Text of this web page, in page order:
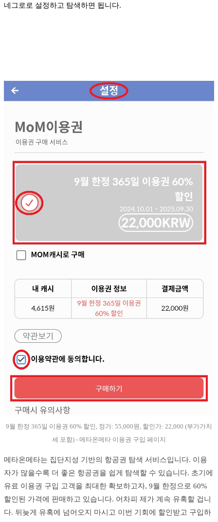
네그로로 설정하고 탐색하면 됩니다.
9월 한정 365일 이용권 60% 할인, 정가: 55,000원, 할인가: 22,000 (부가가치
세 포함) - 메타온메타 이용권 구입 페이지
메타온메타는 집단지성 기반의 항공권 탐색 서비스입니다. 이용
자가 많을수록 더 좋은 항공권을 쉽게 탐색할 수 있습니다. 초기에
유료 이용권 구입 고객을 최대한 확보하고자, 9월 한정으로 60%
할인된 가격에 판매하고 있습니다. 어차피 제가 계속 유혹할 겁니
다. 뒤늦게 유혹에 넘어오지 마시고 이번 기회에 할인받고 구입하